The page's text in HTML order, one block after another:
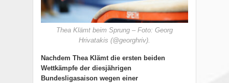
Thea Klämt beim Sprung – Foto: Georg
Hrivatakis (@georghriv).
Nachdem Thea Klämt die ersten beiden
Wettkämpfe der diesjährigen
Bundesligasaison wegen einer